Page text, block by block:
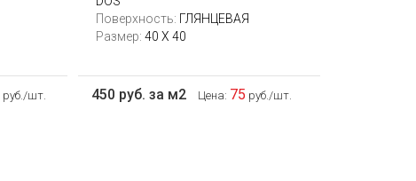
руб./шт.
Поверхность: ГЛЯНЦЕВАЯ
Размер: 40 Х 40
450 руб. за м2 Цена: 75 руб./шт.